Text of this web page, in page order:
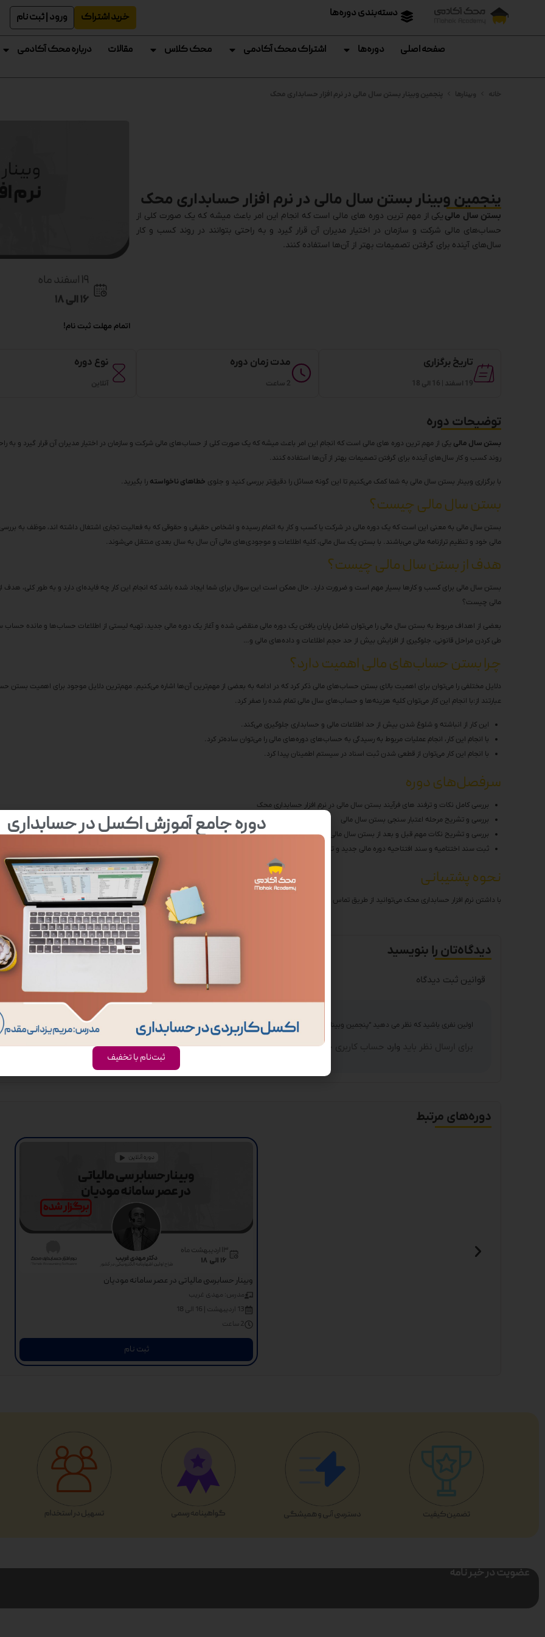
دسته‌بندی دوره‌ها خرید اشتراک ورود | ثبت نام
صفحه اصلی دوره‌ها اشتراک محک آکادمی محک کلاس مقالات درباره محک آکادمی
خانه وبینارها پنجمین وبینار بستن سال مالی در نرم افزار حسابداری محک
پنجمین وبینار بستن سال مالی در نرم افزار حسابداری محک
بستن سال مالی یکی از مهم ترین دوره های مالی است که انجام این امر باعث میشه که یک صورت کلی از
حساب‌های مالی شرکت و سازمان در اختیار مدیران آن قرار گیرد و به راحتی بتوانند در روند کسب و کار
سال‌های آینده برای گرفتن تصمیمات بهتر از آن‌ها استفاده کنند.
اتمام مهلت ثبت نام!
تاریخ برگزاری
19 اسفند | 16 الی 18
مدت زمان دوره
2 ساعت
نوع دوره
آنلاین
توضیحات دوره
بستن سال مالی یکی از مهم ترین دوره های مالی است که انجام این امر باعث میشه که یک صورت کلی از حساب‌های مالی شرکت و سازمان در اختیار مدیران آن قرار گیرد و به
روند کسب و کار سال‌های آینده برای گرفتن تصمیمات بهتر از آن‌ها استفاده کنند.
با برگزاری وبینار بستن سال مالی به شما کمک می‌کنیم تا این گونه مسائل را دقیق‌تر بررسی کنید و جلوی خطاهای ناخواسته را بگیرید.
بستن سال مالی چیست؟
بستن سال مالی به معنی این است که یک دوره مالی در شرکت یا کسب و کار به اتمام رسیده و اشخاص حقیقی و حقوقی که به فعالیت تجاری اشتغال داشته اند، موظف به
مالی خود و تنظیم ترازنامه مالی می‌باشند. با بستن یک سال مالی، کلیه اطلاعات و موجودی‌های مالی آن سال به سال بعدی منتقل می‌شوند.
هدف از بستن سال مالی چیست؟
بستن سال مالی برای کسب و کارها بسیار مهم است و ضرورت دارد. حال ممکن است این سوال برای شما ایجاد شده باشد که انجام این کار چه فایده‌ای دارد و به طور کلی، هدف
مالی چیست؟
بعضی از اهداف مربوط به بستن سال مالی را می‌توان شامل پایان یافتن یک دوره مالی منقضی شده و آغاز یک دوره مالی جدید، تهیه لیستی از اطلاعات حساب‌ها و مانده حساب
طی کردن مراحل قانونی، جلوگیری از افزایش بیش از حد حجم اطلاعات و داده‌های مالی و…
چرا بستن حساب‌های مالی اهمیت دارد؟
دلایل مختلفی را می‌توان برای اهمیت بالای بستن حساب‌های مالی ذکر کرد که در ادامه به بعضی از مهم‌ترین آن‌ها اشاره می‌کنیم. مهم‌ترین دلایل موجود برای اهمیت بستن
عبارتند از:با انجام این کار می‌توان کلیه هزینه‌ها و حساب‌های سال مالی تمام شده را صفر کرد.
این کار از انباشته و شلوغ شدن بیش از حد اطلاعات مالی و حسابداری جلوگیری می‌کند.
با انجام این کار، انجام عملیات مربوط به رسیدگی به حساب‌های دوره‌های مالی را می‌توان ساده‌تر کرد.
با انجام این کار می‌توان از قطعی شدن ثبت اسناد در سیستم اطمینان پیدا کرد.
سرفصل‌های دوره
بررسی کامل نکات و ترفند های فرآیند بستن سال مالی در نرم افزار حسابداری محک
بررسی و تشریح مرحله اعتبار سنجی بستن سال مالی
بررسی و تشریح نکات مهم قبل و بعد از بستن سال مالی
ثبت سند اختتامیه و سند افتتاحیه دوره مالی جدید و توضیح عملیاتی آن
نحوه پشتیبانی
با داشتن نرم افزار حسابداری محک می‌توانید از طریق تماس با شماره 02164056 داخلی 1 و وارد کردن شماره بسته خود با تیم پشتیبانی نرم افزار حسابداری محک در ارتباط باشید.
دیدگاه‌تان را بنویسید
قوانین ثبت دیدگاه
اولین نفری باشید که نظر می دهید “پنجمین وبینار بستن سال مالی در نرم افزار حسابداری محک”
برای ارسال نظر باید وارد حساب کاربری خود شده باشید.
دوره‌های مرتبط
وبینار حسابرسی مالیاتی در عصر سامانه مودیان
مدرس: مهدی غریب
13 اردیبهشت | 16 الی 18
2 ساعت
ثبت نام
عضویت در خبر نامه
دوره جامع آموزش اکسل در حسابداری
ثبت‌نام با تخفیف